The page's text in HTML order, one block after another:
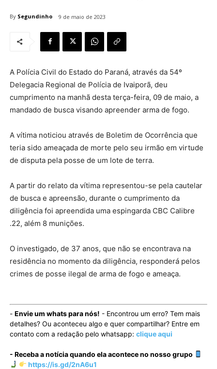
By Segundinho 9 de maio de 2023
A Polícia Civil do Estado do Paraná, através da 54º
Delegacia Regional de Polícia de Ivaiporã, deu
cumprimento na manhã desta terça-feira, 09 de maio, a
mandado de busca visando apreender arma de fogo.
A vítima noticiou através de Boletim de Ocorrência que
teria sido ameaçada de morte pelo seu irmão em virtude
de disputa pela posse de um lote de terra.
A partir do relato da vítima representou-se pela cautelar
de busca e apreensão, durante o cumprimento da
diligência foi apreendida uma espingarda CBC Calibre
.22, além 8 munições.
O investigado, de 37 anos, que não se encontrava na
residência no momento da diligência, responderá pelos
crimes de posse ilegal de arma de fogo e ameaça.
- Envie um whats para nós! - Encontrou um erro? Tem mais
detalhes? Ou aconteceu algo e quer compartilhar? Entre em
contato com a redação pelo whatsapp: clique aqui
- Receba a notícia quando ela acontece no nosso grupo
https://is.gd/2nA6u1